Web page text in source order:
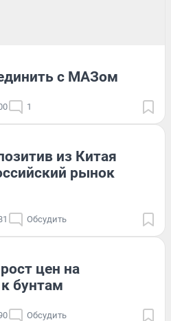
с МАЗом
1
из Китая
рынок
Обсудить
цен на
бунтам
Обсудить